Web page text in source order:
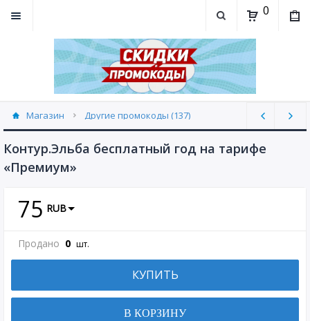
0
Магазин Другие промокоды (137)
Контур.Эльба бесплатный год на тарифе
«Премиум»
75 RUB
Продано 0 шт.
КУПИТЬ
В КОРЗИНУ